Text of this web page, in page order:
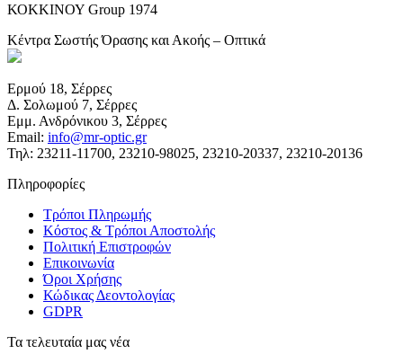
ΚΟΚΚΙΝΟΥ Group 1974
Κέντρα Σωστής Όρασης και Ακοής – Οπτικά
Ερμού 18, Σέρρες
Δ. Σολωμού 7, Σέρρες
Εμμ. Ανδρόνικου 3, Σέρρες
Email: info@mr-optic.gr
Τηλ: 23211-11700, 23210-98025, 23210-20337, 23210-20136
Πληροφορίες
Τρόποι Πληρωμής
Κόστος & Τρόποι Αποστολής
Πολιτική Επιστροφών
Επικοινωνία
Όροι Χρήσης
Κώδικας Δεοντολογίας
GDPR
Τα τελευταία μας νέα